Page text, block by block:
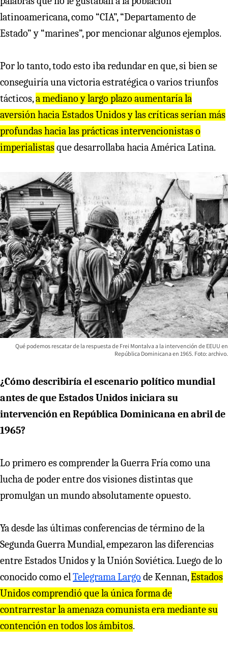
latinoamericana, como “CIA”, “Departamento de
Estado” y “marines”, por mencionar algunos ejemplos.
Por lo tanto, todo esto iba redundar en que, si bien se
conseguiría una victoria estratégica o varios triunfos
tácticos,a mediano y largo plazo aumentaría la
aversión hacia Estados Unidos y las críticas serían más
profundas hacia las prácticas intervencionistas o
imperialistasque desarrollaba hacia América Latina.
Qué podemos rescatar de la respuesta de Frei Montalva a la intervención de EEUU en
República Dominicana en 1965. Foto: archivo.
¿Cómo describiría el escenario político mundial
antes de que Estados Unidos iniciara su
intervención en República Dominicana en abril de
1965?
Lo primero es comprender la Guerra Fría como una
lucha de poder entre dos visiones distintas que
promulgan un mundo absolutamente opuesto.
Ya desde las últimas conferencias de término de la
Segunda Guerra Mundial, empezaron las diferencias
entre Estados Unidos y la Unión Soviética. Luego de lo
conocido como elTelegrama Largo de Kennan,Estados
Unidos comprendió que la única forma de
contrarrestarla amenaza comunista era mediante su
contención en todos los ámbitos.